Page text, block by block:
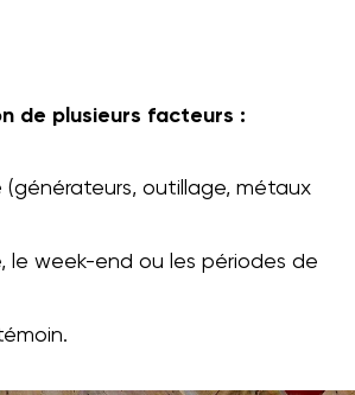
de plusieurs facteurs :
(générateurs, outillage, métaux
le week-end ou les périodes de